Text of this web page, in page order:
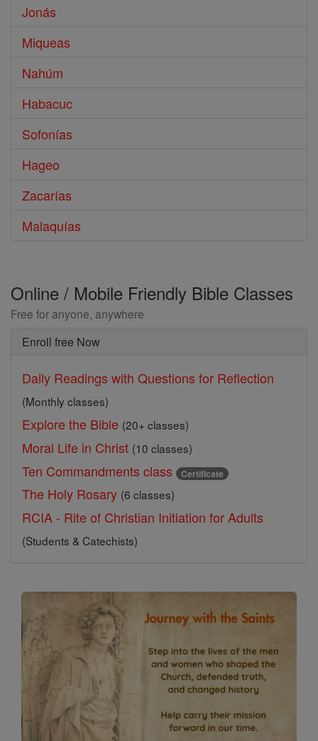
Jonás
Miqueas
Nahúm
Habacuc
Sofonías
Hageo
Zacarías
Malaquías
Online / Mobile Friendly Bible Classes
Free for anyone, anywhere
Enroll free Now
Daily Readings with Questions for Reflection
(Monthly classes)
Explore the Bible (20+ classes)
Moral Life in Christ (10 classes)
Ten Commandments class Certificate
The Holy Rosary (6 classes)
RCIA - Rite of Christian Initiation for Adults
(Students & Catechists)